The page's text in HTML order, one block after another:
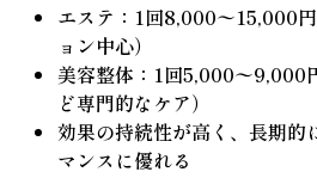
エステ：1回8,000〜15,000
ョン中心）
美容整体：1回5,000〜9,000
ど専門的なケア）
効果の持続性が高く、長期的
マンスに優れる